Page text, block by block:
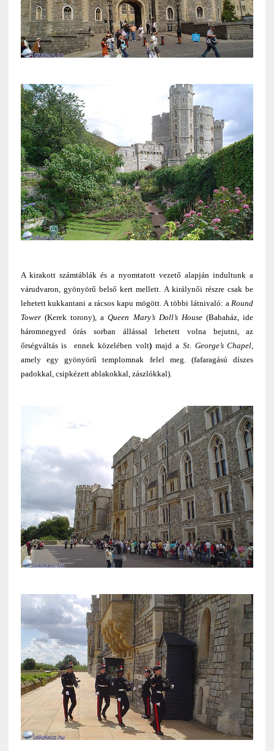
A kirakott számtáblák és a nyomtatott vezető alapján indultunk a
várudvaron, gyönyörű belső kert mellett. A királynői részre csak be
lehetett kukkantani a rácsos kapu mögött. A többi látnivaló: a Round
Tower (Kerek torony), aQueen Mary’s Doll’s House (Babaház, ide
háromnegyed órás sorban állással lehetett volna bejutni, az
őrségváltás is ennek közelében volt) majd a St. George’s Chapel
amely egy gyönyörű templomnak felel meg. (fafaragású díszes
padokkal, csipkézett ablakokkal, zászlókkal).